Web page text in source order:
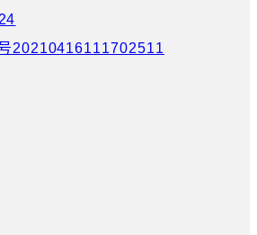
20210416111702511